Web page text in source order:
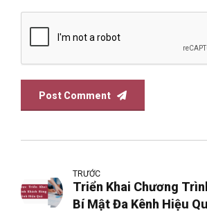
Post Comment
TRƯỚC
Triển Khai Chương
Bí Mật Đa Kênh Hiệu